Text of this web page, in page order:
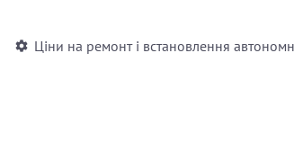
Ціни на ремонт і встановлення